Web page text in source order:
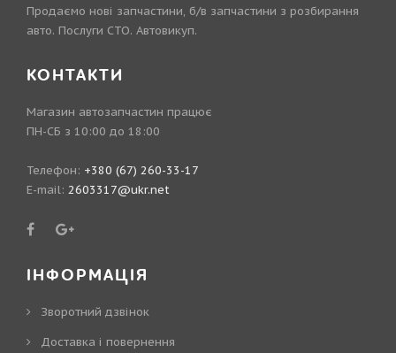
Продаємо нові запчастини, б/в запчастини з розбирання
авто. Послуги СТО. Автовикуп.
КОНТАКТИ
Магазин автозапчастин працює
ПН-СБ з 10:00 до 18:00
Телефон: +380 (67) 260-33-17
E-mail: 2603317@ukr.net
ІНФОРМАЦІЯ
Зворотний дзвінок
Доставка і повернення